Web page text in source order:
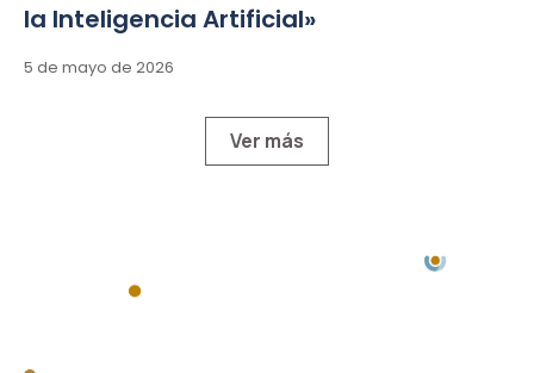
la Inteligencia Artificial»
5 de mayo de 2026
Ver más